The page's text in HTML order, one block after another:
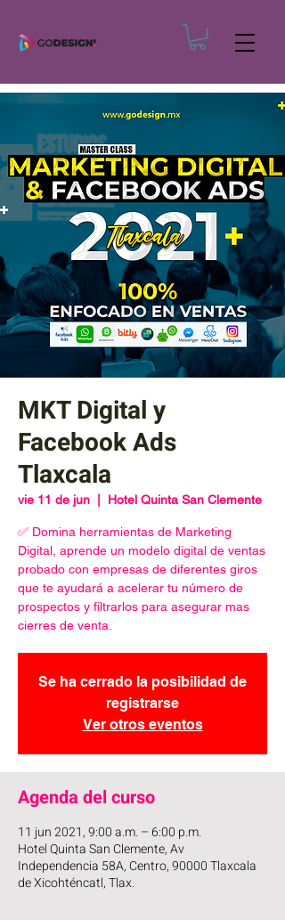
MKT Digital y
Facebook Ads
Tlaxcala
vie 11 de jun
  |
Hotel Quinta San Clemente
✅ Domina herramientas de Marketing
Digital, aprende un modelo digital de ventas
probado con empresas de diferentes giros
que te ayudará a acelerar tu número de
prospectos y filtrarlos para asegurar mas
cierres de venta.
Se ha cerrado la posibilidad de
registrarse
Ver otros eventos
Agenda del curso
11 jun 2021, 9:00 a.m. – 6:00 p.m.
Hotel Quinta San Clemente, Av
Independencia 58A, Centro, 90000 Tlaxcala
de Xicohténcatl, Tlax.